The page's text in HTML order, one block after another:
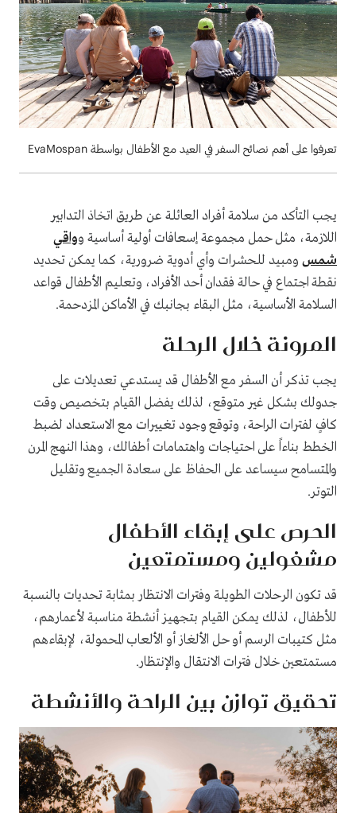
تعرفوا على أهم نصائح السفر في العيد مع الأطفال بواسطة EvaMospan
يجب التأكد من سلامة أفراد العائلة عن طريق اتخاذ التدابير
اللازمة، مثل حمل مجموعة إسعافات أولية أساسية وواقي
شمس ومبيد للحشرات وأي أدوية ضرورية، كما يمكن تحديد
نقطة اجتماع في حالة فقدان أحد الأفراد، وتعليم الأطفال قواعد
السلامة الأساسية، مثل البقاء بجانبك في الأماكن المزدحمة.
المرونة خلال الرحلة
يجب تذكر أن السفر مع الأطفال قد يستدعي تعديلات على
جدولك بشكل غير متوقع، لذلك يفضل القيام بتخصيص وقت
كافٍ لفترات الراحة، وتوقع وجود تغييرات مع الاستعداد لضبط
الخطط بناءاً على احتياجات واهتمامات أطفالك، وهذا النهج المرن
والمتسامح سيساعد على الحفاظ على سعادة الجميع وتقليل
التوتر.
الحرص على إبقاء الأطفال
مشغولين ومستمتعين
قد تكون الرحلات الطويلة وفترات الانتظار بمثابة تحديات بالنسبة
للأطفال، لذلك يمكن القيام بتجهيز أنشطة مناسبة لأعمارهم،
مثل كتيبات الرسم أو حل الألغاز أو الألعاب المحمولة، لإبقاءهم
مستمتعين خلال فترات الانتقال والإنتظار.
تحقيق توازن بين الراحة والأنشطة